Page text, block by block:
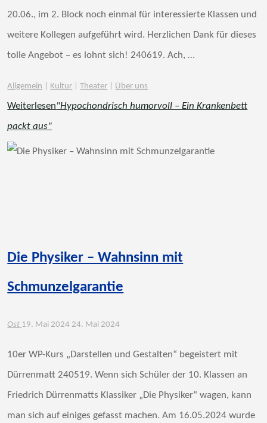
20.06., im 2. Block noch einmal für interessierte Klassen und
weitere Kollegen aufgeführt wird. Herzlichen Dank für dieses
tolle Angebot – es lohnt sich! 240619. Ach, …
Allgemein Kultur Theater Über uns
Weiterlesen"Hypochondrisch humorvoll – Ein Krankenbett
packt aus"
Die Physiker – Wahnsinn mit
Schmunzelgarantie
Ost 19. Mai 2024 24. Mai 2024
10er WP-Kurs „Darstellen und Gestalten“ begeistert mit
Dürrenmatt 240519. Wenn sich Schüler der 10. Klassen an
Friedrich Dürrenmatts Klassiker „Die Physiker“ wagen, kann
man sich auf einiges gefasst machen. Am 16.05.2024 wurde